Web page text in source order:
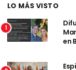
LO MÁS VISTO
1
en